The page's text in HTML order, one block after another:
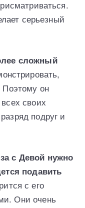
серьезный
сложный
Поэтому он
своих
подруг и
с Девой нужно
подавить
с его
Они очень